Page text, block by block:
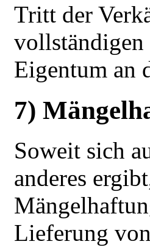
Tritt der
vollständigen
Eigentum an
7)
Soweit sich
anderes
Lieferung